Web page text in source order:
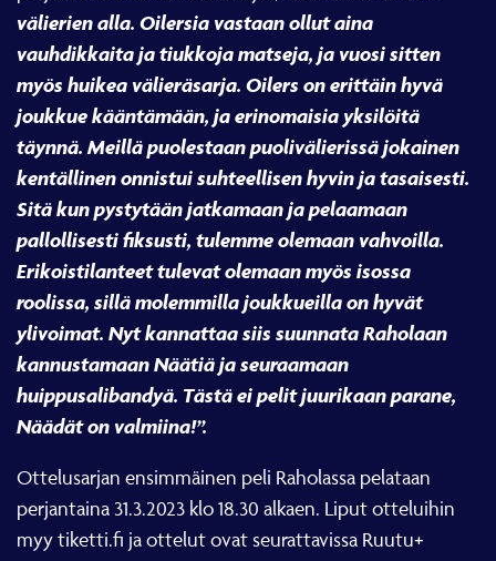
välierien alla. Oilersia vastaan ollut aina
vauhdikkaita ja tiukkoja matseja, ja vuosi sitten
myös huikea välieräsarja. Oilers on erittäin hyvä
joukkue kääntämään, ja erinomaisia yksilöitä
täynnä. Meillä puolestaan puolivälierissä jokainen
kentällinen onnistui suhteellisen hyvin ja tasaisesti.
Sitä kun pystytään jatkamaan ja pelaamaan
pallollisesti fiksusti, tulemme olemaan vahvoilla.
Erikoistilanteet tulevat olemaan myös isossa
roolissa, sillä molemmilla joukkueilla on hyvät
ylivoimat. Nyt kannattaa siis suunnata Raholaan
kannustamaan Näätiä ja seuraamaan
huippusalibandyä. Tästä ei pelit juurikaan parane,
Näädät on valmiina!”.
Ottelusarjan ensimmäinen peli Raholassa pelataan
perjantaina 31.3.2023 klo 18.30 alkaen. Liput otteluihin
myy tiketti.fi ja ottelut ovat seurattavissa Ruutu+